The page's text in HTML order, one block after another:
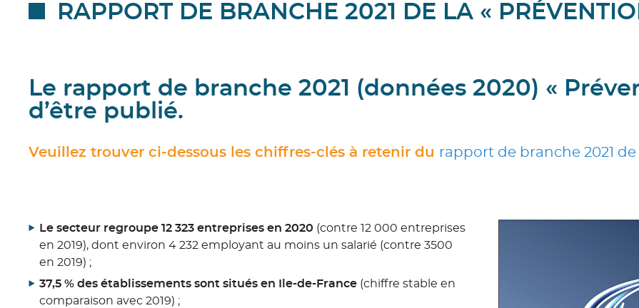
RAPPORT DE BRANCHE 2021 DE LA «
Le rapport de branche 2021 (données 2020) «
d’être publié.
Veuillez trouver ci-dessous les chiffres-clés à retenir du rapport de branche 2021
Le secteur regroupe 12 323 entreprises en 2020 (contre 12 000 entreprises
en 2019), dont environ 4 232 employant au moins un salarié (contre 3500
en 2019) ;
37,5 % des établissements sont situés en Ile-de-France (chiffre stable en
comparaison avec 2019) ;